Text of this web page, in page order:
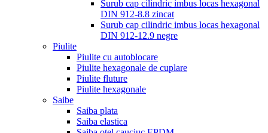
Surub cap cilindric imbus locas hexagonal
DIN 912-8.8 zincat
Surub cap cilindric imbus locas hexagonal
DIN 912-12.9 negre
Piulite
Piulite cu autoblocare
Piulite hexagonale de cuplare
Piulite fluture
Piulite hexagonale
Saibe
Saiba plata
Saiba elastica